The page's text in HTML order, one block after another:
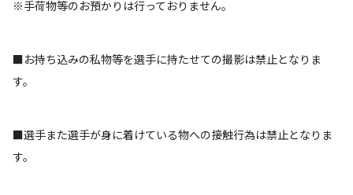
※手荷物等のお預かりは行っておりません。
■お持ち込みの私物等を選手に持たせての撮影は禁止となりま
す。
■選手また選手が身に着けている物への接触行為は禁止となりま
す。